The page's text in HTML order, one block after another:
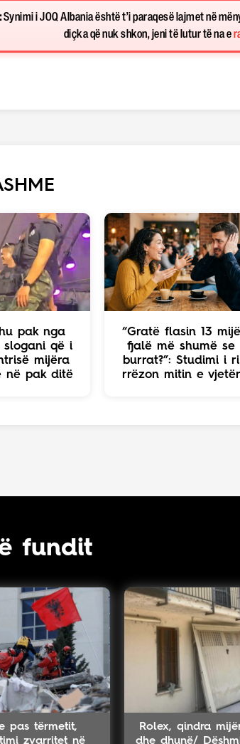
Synimi i JOQ Albania është t’i paraqesë lajmet në
diçka që nuk shkon, jeni të lutur të na e
pak nga
slogani që i
mijëra
në pak ditë
“Gratë flasin 13 mijë
fjalë më shumë se
burrat?”: Studimi i ri
rrëzon mitin e vjetër
fundit
pas tërmetit,
zvarritet në
Rolex, qindra
dhe dhunë/